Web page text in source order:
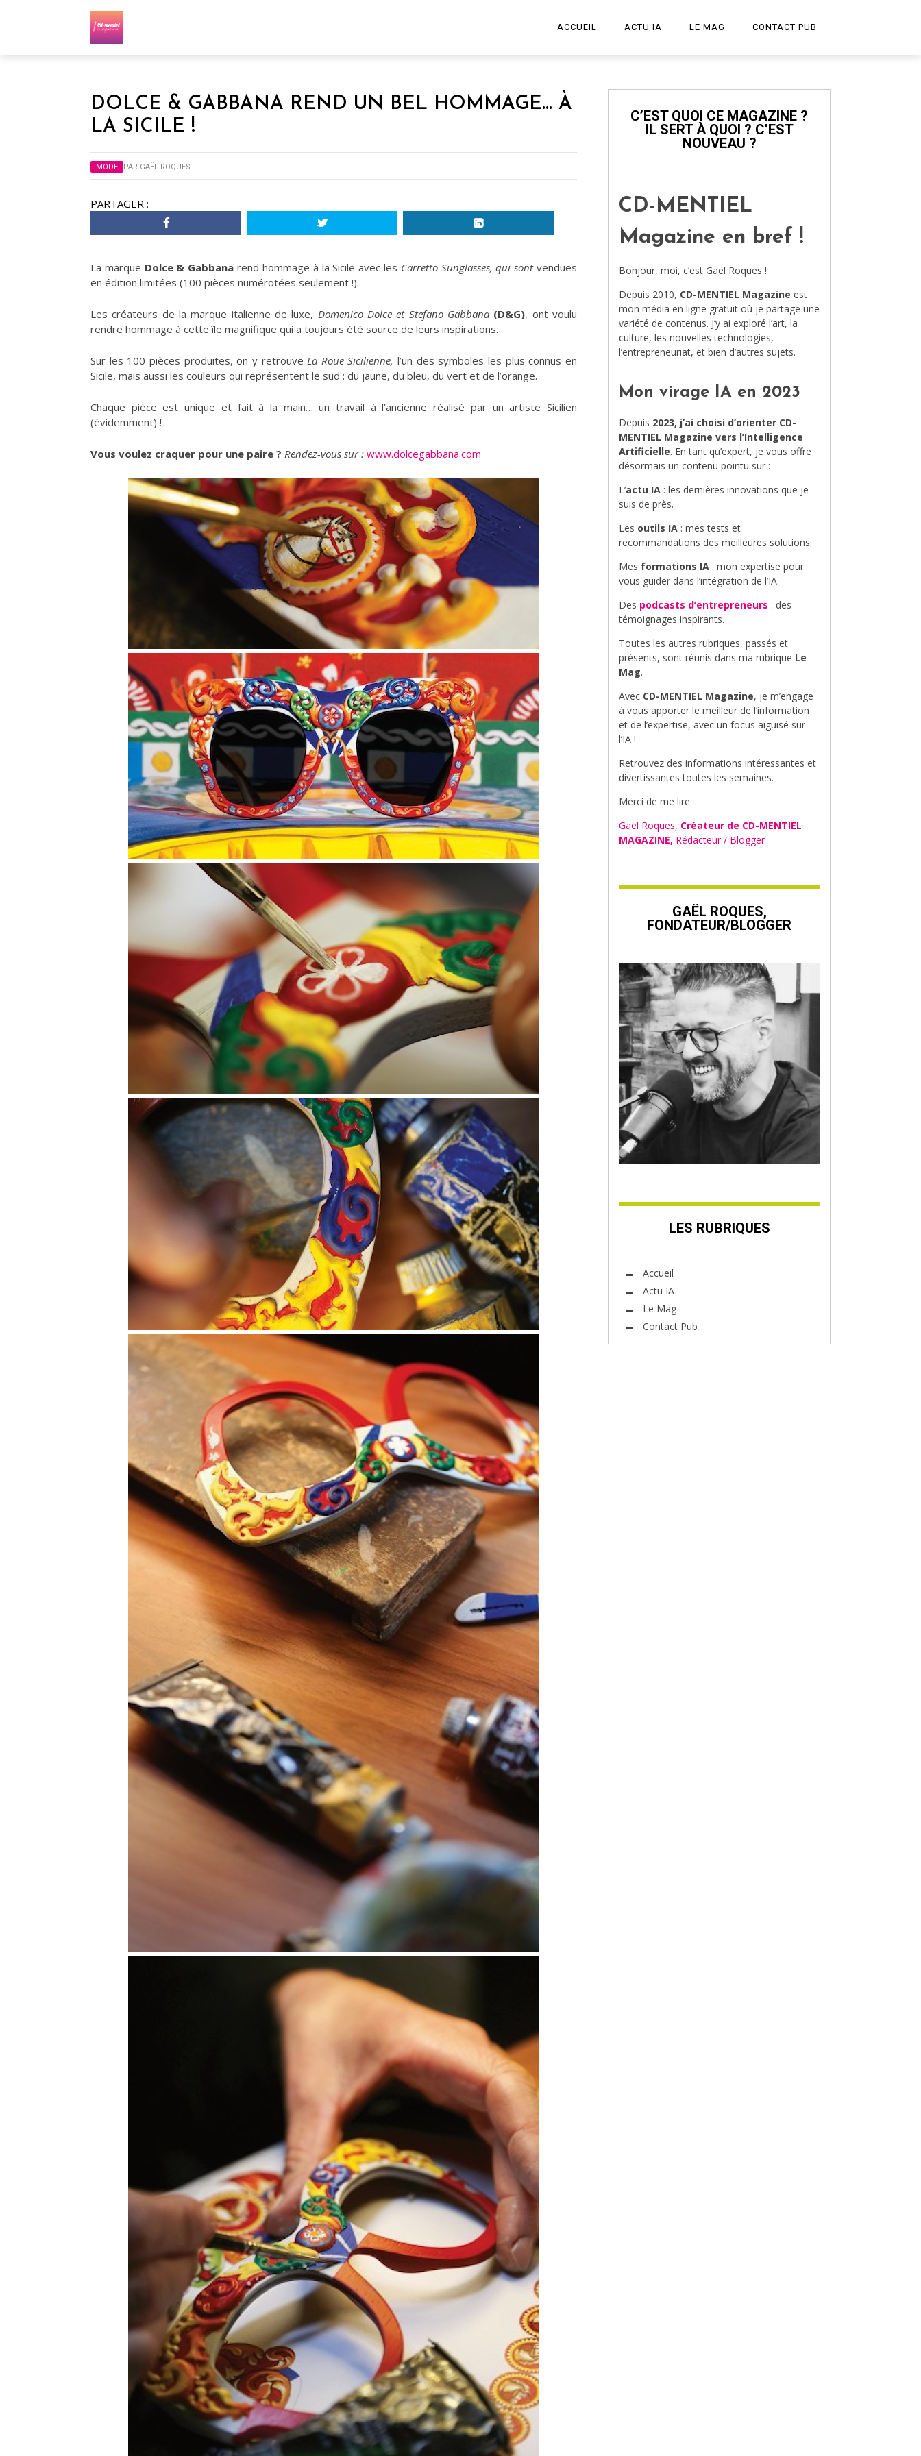
ACCUEIL ACTU IA LE MAG
PUBLICITÉ CRÉATIVE
DESIGN
ART ET CULTURE
ARCHITECTURE
MODE
VOYAGE
ÉQUILIBRE ET ÉVOLUTION
LE MIX DU MOIS
CONTACT PUB
DOLCE & GABBANA REND UN BEL HOMMAGE… À
LA SICILE !
MODE PAR GAËL ROQUES
PARTAGER :
La marque Dolce & Gabbana rend hommage à la Sicile avec les Carretto Sunglasses, qui sont vendues
en édition limitées (100 pièces numérotées seulement !).
Les créateurs de la marque italienne de luxe, Domenico Dolce et Stefano Gabbana (D&G), ont voulu
rendre hommage à cette île magnifique qui a toujours été source de leurs inspirations.
Sur les 100 pièces produites, on y retrouveLa Roue Sicilienne,l’un des symboles les plus connus en
Sicile, mais aussi les couleurs qui représentent le sud : du jaune, du bleu, du vert et de l’orange.
Chaque pièce est unique et fait à la main… un travail à l’ancienne réalisé par un artiste Sicilien
(évidemment) !
Vous voulez craquer pour une paire ? Rendez-vous sur : www.dolcegabbana.com
C’EST QUOI CE MAGAZINE ?
IL SERT À QUOI ? C’EST
NOUVEAU ?
CD-MENTIEL
Magazine en bref !
Bonjour, moi, c’est Gaël Roques !
Depuis 2010, CD-MENTIEL Magazine est
mon média en ligne gratuit où je partage une
variété de contenus. J’y ai exploré l’art, la
culture, les nouvelles technologies,
l’entrepreneuriat, et bien d’autres sujets.
Mon virage IA en 2023
Depuis 2023, j’ai choisi d’orienter CD-
MENTIEL Magazine vers l’Intelligence
Artificielle. En tant qu’expert, je vous offre
désormais un contenu pointu sur :
L’actu IA : les dernières innovations que je
suis de près.
Les outils IA : mes tests et
recommandations des meilleures solutions.
Mes formations IA : mon expertise pour
vous guider dans l’intégration de l’IA.
Des podcasts d’entrepreneurs : des
témoignages inspirants.
Toutes les autres rubriques, passés et
présents, sont réunis dans ma rubrique Le
Mag.
Avec CD-MENTIEL Magazine, je m’engage
à vous apporter le meilleur de l’information
et de l’expertise, avec un focus aiguisé sur
l’IA !
Retrouvez des informations intéressantes et
divertissantes toutes les semaines.
Merci de me lire
Gaël Roques, Créateur de CD-MENTIEL
MAGAZINE, Rédacteur / Blogger
GAËL ROQUES,
FONDATEUR/BLOGGER
LES RUBRIQUES
Accueil
Actu IA
Le Mag
Contact Pub